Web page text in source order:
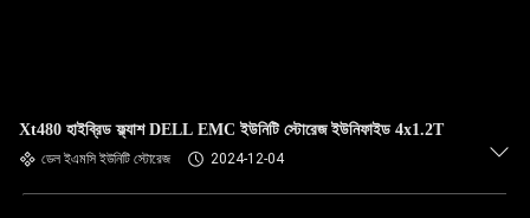
Xt480 হাইব্রিড ফ্ল্যাশ DELL EMC ইউনিটি স্টোরেজ ইউনিফাইড 4x1.2T
ডেল ইএমসি ইউনিটি স্টোরেজ 2024-12-04